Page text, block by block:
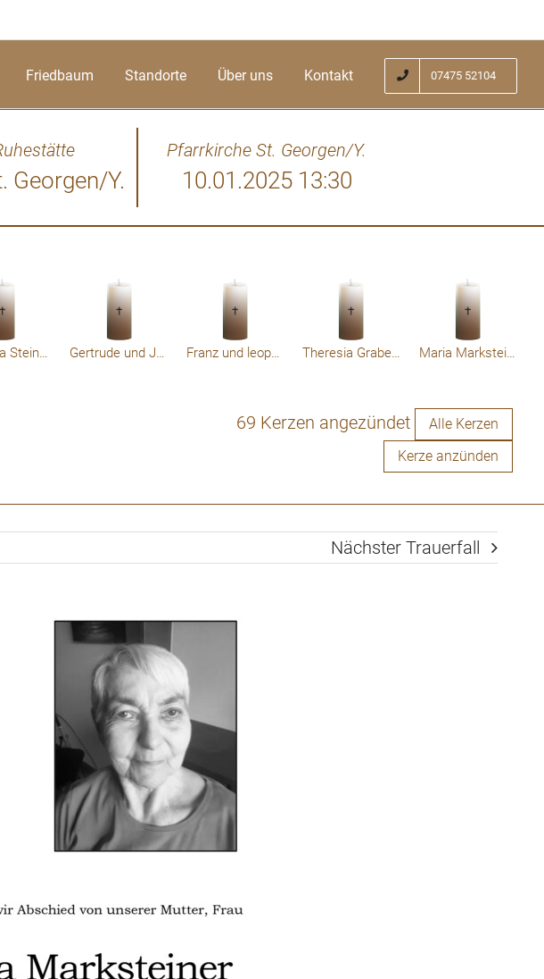
Friedbaum Standorte Über uns Kontakt 07475 52104
Georgen/Y.
Pfarrkirche St. Georgen/Y.
10.01.2025 13:30
Michaela Steinberger Gertrude und Johann Schuller Franz und leopoldine Teitzer Theresia Grabenschweiger Maria Marksteiner Oiden
69 Kerzen angezündet
Alle Kerzen
Kerze anzünden
Nächster Trauerfall